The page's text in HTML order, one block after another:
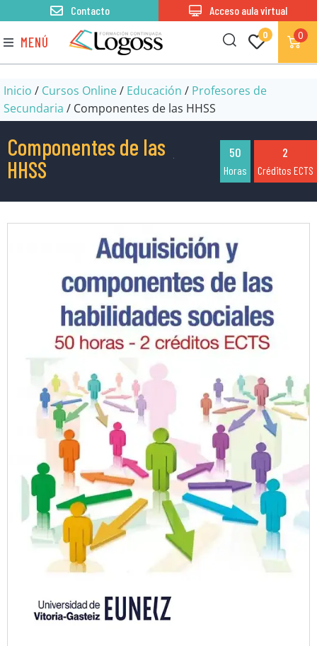
MENÚ 0 0
Contacto Acceso aula virtual
Inicio / Cursos Online/ Educación / Profesores de
Secundaria / Componentes de las HHSS
Componentes de las
HHSS
50
Horas
2
Créditos ECTS